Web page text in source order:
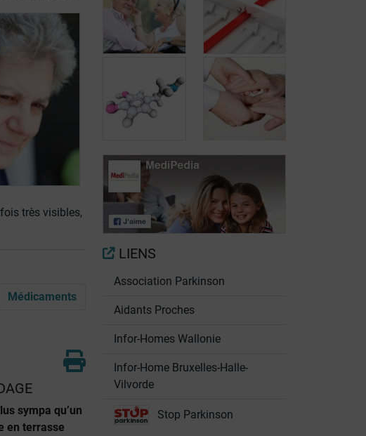
très visibles,
Médicaments
sympa qu’un
en terrasse
Maladie de
Parkinson: qui
est le plus
Ralentir
l'évolution de la
maladie de
La levodopa
pour traiter la
maladie de
Parkinson
anticholinergiques
pour traiter la
maladie de
Parkinson
LIENS
Association Parkinson
Aidants Proches
Infor-Homes Wallonie
Infor-Home Bruxelles-Halle-
Vilvorde
Stop Parkinson